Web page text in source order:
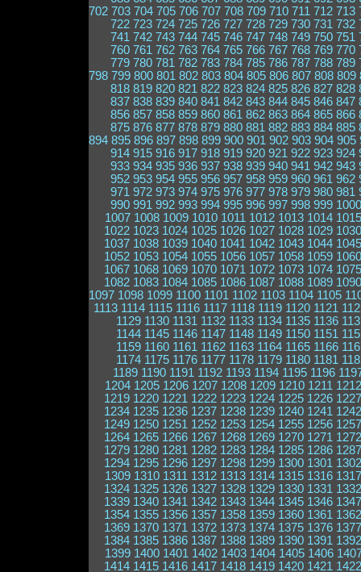
702 703 704 705 706 707 708 709 710 711 712 713
722 723 724 725 726 727 728 729 730 731 732
741 742 743 744 745 746 747 748 749 750 751
760 761 762 763 764 765 766 767 768 769 770
779 780 781 782 783 784 785 786 787 788 789
798 799 800 801 802 803 804 805 806 807 808 809
818 819 820 821 822 823 824 825 826 827 828
837 838 839 840 841 842 843 844 845 846 847
856 857 858 859 860 861 862 863 864 865 866
875 876 877 878 879 880 881 882 883 884 885
894 895 896 897 898 899 900 901 902 903 904 905
914 915 916 917 918 919 920 921 922 923 924
933 934 935 936 937 938 939 940 941 942 943
952 953 954 955 956 957 958 959 960 961 962
971 972 973 974 975 976 977 978 979 980 981
990 991 992 993 994 995 996 997 998 999 1000
1007 1008 1009 1010 1011 1012 1013 1014 1015
1022 1023 1024 1025 1026 1027 1028 1029 1030
1037 1038 1039 1040 1041 1042 1043 1044 1045
1052 1053 1054 1055 1056 1057 1058 1059 1060
1067 1068 1069 1070 1071 1072 1073 1074 1075
1082 1083 1084 1085 1086 1087 1088 1089 1090
1097 1098 1099 1100 1101 1102 1103 1104 1105
1113 1114 1115 1116 1117 1118 1119 1120 1121
1129 1130 1131 1132 1133 1134 1135 1136
1144 1145 1146 1147 1148 1149 1150 1151
1159 1160 1161 1162 1163 1164 1165 1166
1174 1175 1176 1177 1178 1179 1180 1181
1189 1190 1191 1192 1193 1194 1195 1196
1204 1205 1206 1207 1208 1209 1210 1211 1212
1219 1220 1221 1222 1223 1224 1225 1226 1227
1234 1235 1236 1237 1238 1239 1240 1241 1242
1249 1250 1251 1252 1253 1254 1255 1256 1257
1264 1265 1266 1267 1268 1269 1270 1271 1272
1279 1280 1281 1282 1283 1284 1285 1286 1287
1294 1295 1296 1297 1298 1299 1300 1301 1302
1309 1310 1311 1312 1313 1314 1315 1316 1317
1324 1325 1326 1327 1328 1329 1330 1331 1332
1339 1340 1341 1342 1343 1344 1345 1346 1347
1354 1355 1356 1357 1358 1359 1360 1361 1362
1369 1370 1371 1372 1373 1374 1375 1376 1377
1384 1385 1386 1387 1388 1389 1390 1391 1392
1399 1400 1401 1402 1403 1404 1405 1406
1414 1415 1416 1417 1418 1419 1420 1421 1422